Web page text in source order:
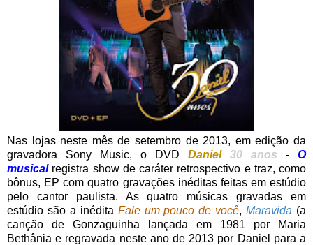
Nas lojas neste mês de setembro de 2013, em edição da
gravadora Sony Music, o DVD Daniel 30 anos - O
musicalregistra show de caráter retrospectivo e traz, como
bônus, EP com quatro gravações inéditas feitas em estúdio
pelo cantor paulista. As quatro músicas gravadas em
estúdio são a inédita Fale um pouco de você,Maravida (a
canção de Gonzaguinha lançada em 1981 por Maria
Bethânia e regravada neste ano de 2013 por Daniel para a